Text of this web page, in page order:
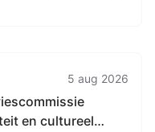
5 aug 2026
en cultureel